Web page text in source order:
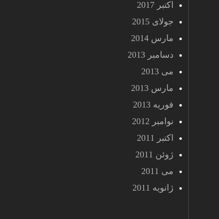
اکتبر 2017
جولای 2015
مارس 2014
دسامبر 2013
می 2013
مارس 2013
فوریه 2013
نوامبر 2012
اکتبر 2011
ژوئن 2011
می 2011
ژانویه 2011